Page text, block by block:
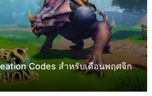
Codes สำหรับเดือนพฤศจิก